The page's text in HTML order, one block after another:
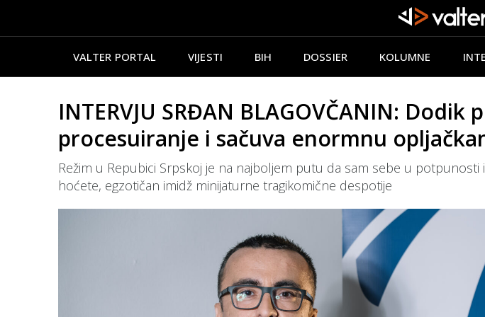
VALTER PORTAL VIJESTI BIH DOSSIER KOLUMNE
INTERVJU SRĐAN BLAGOVČANIN:
procesuiranje i sačuva enormnu
Režim u Repubici Srpskoj je na najboljem putu da sam sebe u
hoćete, egzotičan imidž minijaturne tragikomične despotije